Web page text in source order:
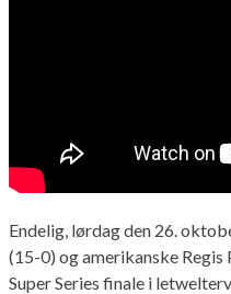
Endelig, lørdag den 26.
(15-0) og amerikanske
Super Series finale i